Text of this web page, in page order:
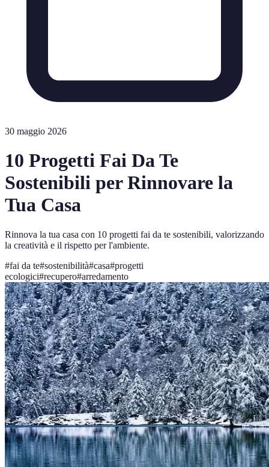
30 maggio 2026
10 Progetti Fai Da Te
Sostenibili per Rinnovare la
Tua Casa
Rinnova la tua casa con 10 progetti fai da te sostenibili, valorizzando
la creatività e il rispetto per l'ambiente.
#fai da te#sostenibilità#casa#progetti
ecologici#recupero#arredamento